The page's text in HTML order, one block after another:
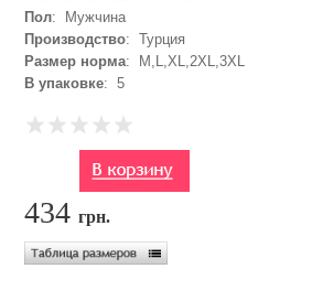
Пол: Мужчина
Производство: Турция
Размер норма: M,L,XL,2XL,3XL
В упаковке: 5
434грн.